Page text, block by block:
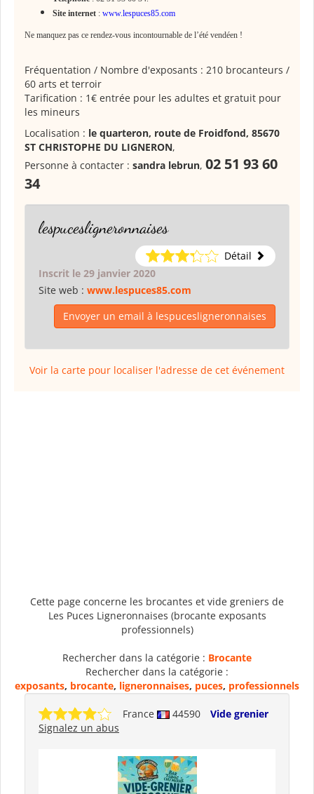
Site internet : www.lespuces85.com
Ne manquez pas ce rendez-vous incontournable de l’été vendéen !
Fréquentation / Nombre d'exposants : 210 brocanteurs /
60 arts et terroir
Tarification : 1€ entrée pour les adultes et gratuit pour
les mineurs
Localisation : le quarteron, route de Froidfond, 85670
ST CHRISTOPHE DU LIGNERON,
Personne à contacter : sandra lebrun, 02 51 93 60
34
lespucesligneronnaises
Détail
Inscrit le 29 janvier 2020
Site web : www.lespuces85.com
Envoyer un email à lespucesligneronnaises
Voir la carte pour localiser l'adresse de cet événement
Cette page concerne les brocantes et vide greniers de
Les Puces Ligneronnaises (brocante exposants
professionnels)
Rechercher dans la catégorie : Brocante
Rechercher dans la catégorie :
exposants, brocante, ligneronnaises, puces, professionnels
France 44590
Vide grenier
Signalez un abus